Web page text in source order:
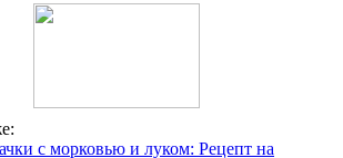
с морковью и луком: Рецепт на